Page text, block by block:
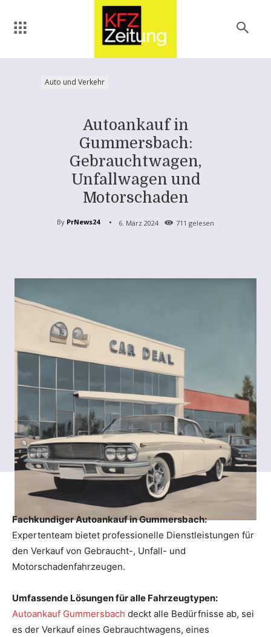
Auto und Verkehr
Autoankauf in
Gummersbach:
Gebrauchtwagen,
Unfallwagen und
Motorschaden
By PrNews24 6. März 2024 711 gelesen
Fachkundiger Autoankauf in Gummersbach:
Expertenteam bietet professionelle Dienstleistungen für
den Verkauf von Gebraucht-, Unfall- und
Motorschadenfahrzeugen.
Umfassende Lösungen für alle Fahrzeugtypen:
Autoankauf Gummersbach deckt alle Bedürfnisse ab, sei
es der Verkauf eines Gebrauchtwagens, eines